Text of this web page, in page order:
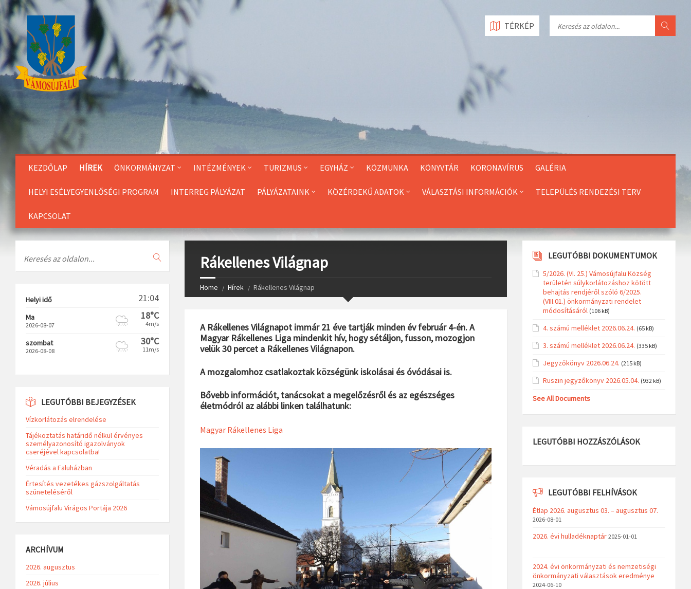
Skip
to
Content
KEZDŐLAP HÍREK ÖNKORMÁNYZAT INTÉZMÉNYEK TURIZMUS EGYHÁZ KÖZMUNKA KÖNYVTÁR KORONAVÍRUS GALÉRIA
HELYI ESÉLYEGYENLŐSÉGI PROGRAM INTERREG PÁLYÁZAT PÁLYÁZATAINK KÖZÉRDEKŰ ADATOK VÁLASZTÁSI INFORMÁCIÓK TELEPÜLÉS RENDEZÉSI TERV
KAPCSOLAT
TÉRKÉP
Rákellenes Világnap
Home Hírek Rákellenes Világnap
A Rákellenes Világnapot immár 21 éve tartják minden év február 4-én. A
Magyar Rákellenes Liga mindenkit hív, hogy sétáljon, fusson, mozogjon
velük 30 percet a Rákellenes Világnapon.
A mozgalomhoz csatlakoztak községünk iskolásai és óvódásai is.
Bővebb információt, tanácsokat a megelőzésről és az egészséges
életmódról az alábbi linken találhatunk:
Magyar Rákellenes Liga
Helyi idő 21:04
Ma
2026-08-07
18°C
4m/s
szombat
2026-08-08
30°C
11m/s
LEGUTÓBBI BEJEGYZÉSEK
Vízkorlátozás elrendelése
Tájékoztatás határidő nélkül érvényes
személyazonosító igazolványok
cseréjével kapcsolatba!
Véradás a Faluházban
Értesítés vezetékes gázszolgáltatás
szüneteléséről
Vámosújfalu Virágos Portája 2026
ARCHÍVUM
2026. augusztus
2026. július
LEGUTÓBBI DOKUMENTUMOK
5/2026. (VI. 25.) Vámosújfalu Község
területén súlykorlátozáshoz kötött
behajtás rendjéről szóló 6/2025.
(VIII.01.) önkormányzati rendelet
módosításáról (106 kB)
4. számú melléklet 2026.06.24. (65 kB)
3. számú melléklet 2026.06.24. (335 kB)
Jegyzőkönyv 2026.06.24. (215 kB)
Ruszin jegyzőkönyv 2026.05.04. (932 kB)
See All Documents
LEGUTÓBBI HOZZÁSZÓLÁSOK
LEGUTÓBBI FELHÍVÁSOK
Étlap 2026. augusztus 03. – augusztus 07.
2026-08-01
2026. évi hulladéknaptár 2025-01-01
2024. évi önkormányzati és nemzetiségi
önkormányzati választások eredménye
2024-06-10